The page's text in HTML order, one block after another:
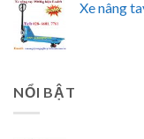
Xe nâng
NỔI BẬT